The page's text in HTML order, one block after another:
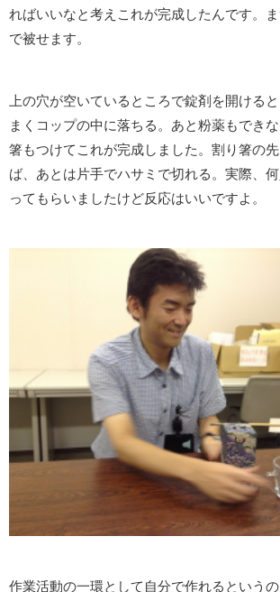
ればいいなと考えこれが完成したんです。
で被せます。
上の穴が空いているところで錠剤を開ける
まくコップの中に落ちる。あと粉薬もでき
箸もつけてこれが完成しました。割り箸の
ば、あとは片手でハサミで切れる。実際、
ってもらいましたけど反応はいいですよ。
作業活動の一環として自分で作れるという